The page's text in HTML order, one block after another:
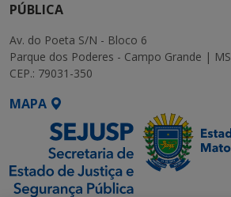
PÚBLICA
Av. do Poeta S/N - Bloco 6
Parque dos Poderes - Campo Grande | MS
CEP.: 79031-350
MAPA